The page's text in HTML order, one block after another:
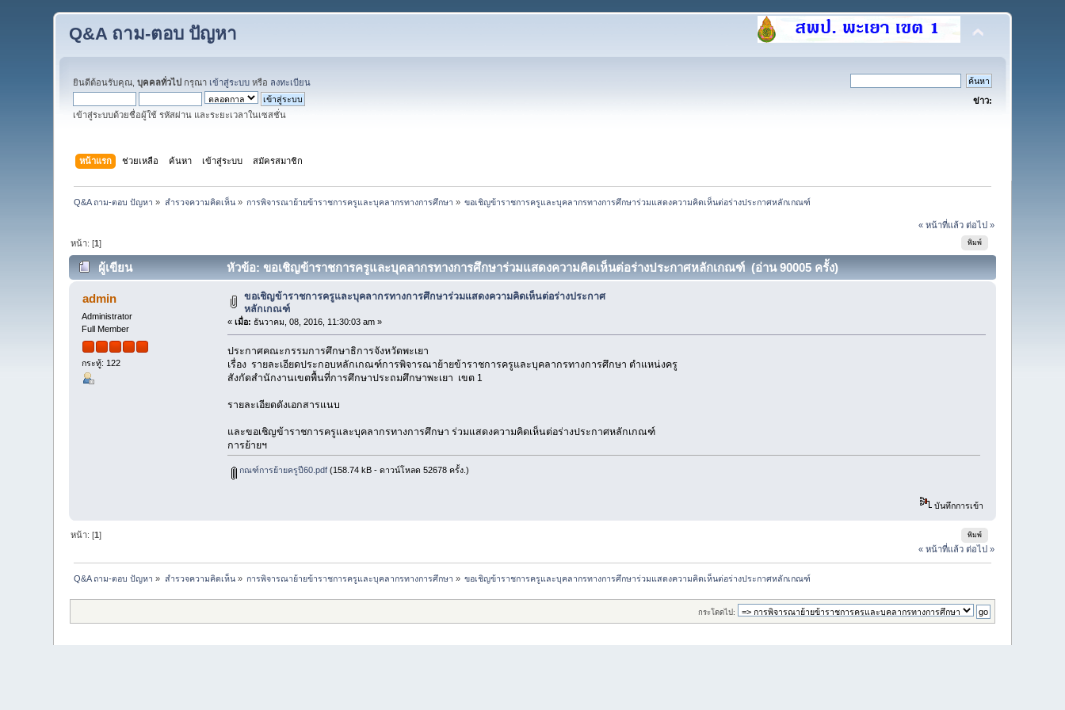
Q&A ถาม-ตอบ ปัญหา
ยินดีต้อนรับคุณ,บุคคลทั่วไป กรุณา เข้าสู่ระบบ หรือ ลงทะเบียน
เข้าสู่ระบบด้วยชื่อผู้ใช้ รหัสผ่าน และระยะเวลาในเซสชั่น
ข่าว:
หน้าแรก ช่วยเหลือ ค้นหา เข้าสู่ระบบ สมัครสมาชิก
Q&A ถาม-ตอบ ปัญหา » สำรวจความคิดเห็น» การพิจารณาย้ายข้าราชการครูและบุคลากรทางการศึกษา » ขอเชิญข้าราชการครูและบุคลากรทางการศึกษาร่วมแสดงความคิดเห็นต่อร่างประกาศหลักเกณฑ์
« หน้าที่แล้ว ต่อไป »
พิมพ์
หน้า: [1]
ผู้เขียน หัวข้อ: ขอเชิญข้าราชการครูและบุคลากรทางการศึกษาร่วมแสดงความคิดเห็นต่อร่างประกาศหลักเกณฑ์ (อ่าน 90005 ครั้ง)
admin
Administrator
Full Member
กระทู้: 122
ขอเชิญข้าราชการครูและบุคลากรทางการศึกษาร่วมแสดงความคิดเห็นต่อร่างประกาศ
หลักเกณฑ์
« เมื่อ: ธันวาคม, 08, 2016, 11:30:03 am »
ประกาศคณะกรรมการศึกษาธิการจังหวัดพะเยา
เรื่อง รายละเอียดประกอบหลักเกณฑ์การพิจารณาย้ายข้าราชการครูและบุคลากรทางการศึกษา ตำแหน่งครู
สังกัดสำนักงานเขตพื้นที่การศึกษาประถมศึกษาพะเยา เขต 1
รายละเอียดดังเอกสารแนบ
และขอเชิญข้าราชการครูและบุคลากรทางการศึกษา ร่วมแสดงความคิดเห็นต่อร่างประกาศหลักเกณฑ์
การย้ายฯ
กณฑ์การย้ายครูปี60.pdf (158.74 kB - ดาวน์โหลด 52678 ครั้ง.)
บันทึกการเข้า
พิมพ์
หน้า: [1]
« หน้าที่แล้ว ต่อไป »
Q&A ถาม-ตอบ ปัญหา » สำรวจความคิดเห็น» การพิจารณาย้ายข้าราชการครูและบุคลากรทางการศึกษา » ขอเชิญข้าราชการครูและบุคลากรทางการศึกษาร่วมแสดงความคิดเห็นต่อร่างประกาศหลักเกณฑ์
กระโดดไป: